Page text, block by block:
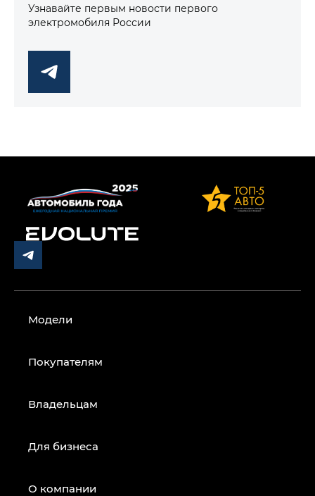
Узнавайте первым новости первого
электромобиля России
Модели
Покупателям
Владельцам
Для бизнеса
О компании